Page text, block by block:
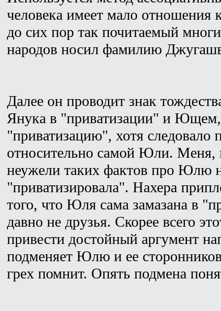
человека имеет мало отношения
до сих пор так почитаемый
народов носил фамилию
Далее он проводит знак
Янука в "приватизации" и
"приватизацию", хотя следовало
относительно самой Юли. Меня,
неужели таких фактов про Юлю
"приватизировала". Нахера
того, что Юля сама замазана в
давно не друзья. Скорее всего
привести достойный аргумент
подменяет Юлю и ее
грех помнит. Опять подмена